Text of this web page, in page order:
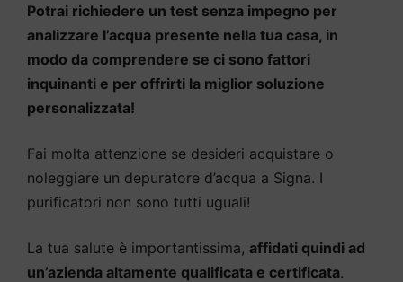
Potrai richiedere un test senza impegno per
analizzare l’acqua presente nella tua casa, in
modo da comprendere se ci sono fattori
inquinanti e per offrirti la miglior soluzione
personalizzata!
Fai molta attenzione se desideri acquistare o
noleggiare un depuratore d’acqua a Signa. I
purificatori non sono tutti uguali!
La tua salute è importantissima, affidati quindi ad
un’azienda altamente qualificata e certificata.